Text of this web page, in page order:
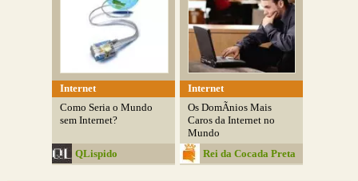
Internet
Como Seria o Mundo
sem Internet?
QLispido
Internet
Os DomÃ­nios Mais
Caros da Internet no
Mundo
Rei da Cocada Preta